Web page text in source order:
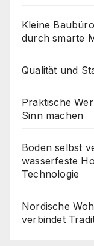
Kleine
durch smarte
Qualität und
Praktische
Sinn machen
Boden selbst
wasserfeste
Technologie
Nordische
verbindet